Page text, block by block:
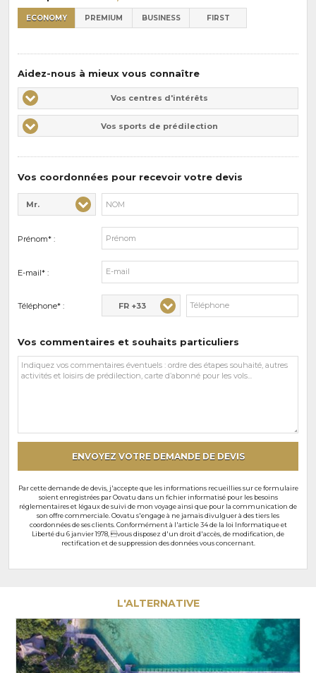
ECONOMY PREMIUM BUSINESS FIRST
Aidez-nous à mieux vous connaître
Vos
centres
d'intérêts
Vos centres d'intérêts
Vos
sports
de
Vos sports de prédilection
Vos coordonnées pour recevoir votre devis
Civilité* :
Mr.
Nom* :
Prénom* :
E-mail* :
Téléphone* : FR +33
Vos commentaires et souhaits particuliers
Vos
commentaires
ENVOYEZ VOTRE DEMANDE DE DEVIS
Par cette demande de devis, j'accepte que les informations recueillies sur ce formulaire
soient enregistrées par Oovatu dans un fichier informatisé pour les besoins
réglementaires et légaux de suivi de mon voyage ainsi que pour la communication de
son offre commerciale. Oovatu s'engage à ne jamais divulguer à des tiers les
coordonnées de ses clients. Conformément à l'article 34 de la loi Informatique et
Liberté du 6 janvier 1978, vous disposez d'un droit d'accès, de modification, de
rectification et de suppression des données vous concernant.
L'ALTERNATIVE